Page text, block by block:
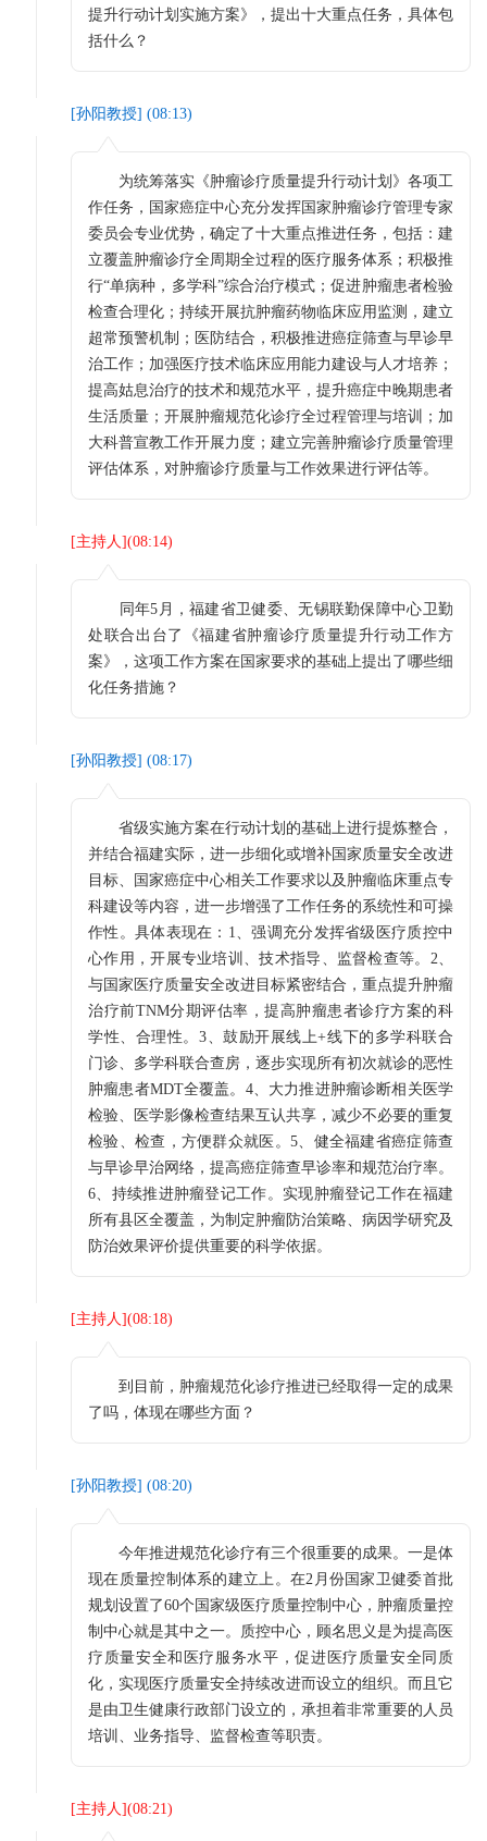
提升行动计划实施方案》，提出十大重点任务，具体包
括什么？
[孙阳教授] (08:13)
为统筹落实《肿瘤诊疗质量提升行动计划》各项工
作任务，国家癌症中心充分发挥国家肿瘤诊疗管理专家
委员会专业优势，确定了十大重点推进任务，包括：建
立覆盖肿瘤诊疗全周期全过程的医疗服务体系；积极推
行“单病种，多学科”综合治疗模式；促进肿瘤患者检验
检查合理化；持续开展抗肿瘤药物临床应用监测，建立
超常预警机制；医防结合，积极推进癌症筛查与早诊早
治工作；加强医疗技术临床应用能力建设与人才培养；
提高姑息治疗的技术和规范水平，提升癌症中晚期患者
生活质量；开展肿瘤规范化诊疗全过程管理与培训；加
大科普宣教工作开展力度；建立完善肿瘤诊疗质量管理
评估体系，对肿瘤诊疗质量与工作效果进行评估等。
[主持人](08:14)
同年5月，福建省卫健委、无锡联勤保障中心卫勤
处联合出台了《福建省肿瘤诊疗质量提升行动工作方
案》，这项工作方案在国家要求的基础上提出了哪些细
化任务措施？
[孙阳教授] (08:17)
省级实施方案在行动计划的基础上进行提炼整合，
并结合福建实际，进一步细化或增补国家质量安全改进
目标、国家癌症中心相关工作要求以及肿瘤临床重点专
科建设等内容，进一步增强了工作任务的系统性和可操
作性。具体表现在：1、强调充分发挥省级医疗质控中
心作用，开展专业培训、技术指导、监督检查等。2、
与国家医疗质量安全改进目标紧密结合，重点提升肿瘤
治疗前TNM分期评估率，提高肿瘤患者诊疗方案的科
学性、合理性。3、鼓励开展线上+线下的多学科联合
门诊、多学科联合查房，逐步实现所有初次就诊的恶性
肿瘤患者MDT全覆盖。4、大力推进肿瘤诊断相关医学
检验、医学影像检查结果互认共享，减少不必要的重复
检验、检查，方便群众就医。5、健全福建省癌症筛查
与早诊早治网络，提高癌症筛查早诊率和规范治疗率。
6、持续推进肿瘤登记工作。实现肿瘤登记工作在福建
所有县区全覆盖，为制定肿瘤防治策略、病因学研究及
防治效果评价提供重要的科学依据。
[主持人](08:18)
到目前，肿瘤规范化诊疗推进已经取得一定的成果
了吗，体现在哪些方面？
[孙阳教授] (08:20)
今年推进规范化诊疗有三个很重要的成果。一是体
现在质量控制体系的建立上。在2月份国家卫健委首批
规划设置了60个国家级医疗质量控制中心，肿瘤质量控
制中心就是其中之一。质控中心，顾名思义是为提高医
疗质量安全和医疗服务水平，促进医疗质量安全同质
化，实现医疗质量安全持续改进而设立的组织。而且它
是由卫生健康行政部门设立的，承担着非常重要的人员
培训、业务指导、监督检查等职责。
[主持人](08:21)